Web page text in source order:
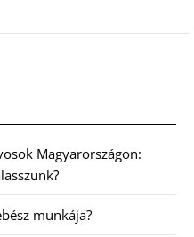
Magyarországon:
munkája?